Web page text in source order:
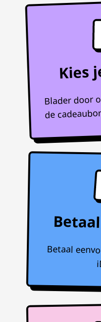
Kies
Blader door
de
Betaal